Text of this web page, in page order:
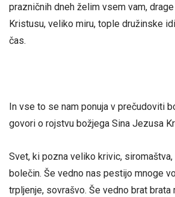
prazničnih dneh želim vsem vam,
Kristusu, veliko miru, tople družinske
čas.
In vse to se nam ponuja v prečudoviti
govori o rojstvu božjega Sina Jezusa
Svet, ki pozna veliko krivic,
bolečin. Še vedno nas pestijo mnoge
trpljenje, sovrašvo. Še vedno brat brata